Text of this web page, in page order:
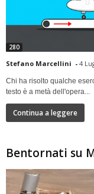
280
Stefano Marcellini - 4
Chi ha risolto qualche
testo è a metà dell'opera...
Continua a leggere
Bentornati su